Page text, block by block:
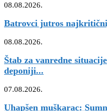
08.08.2026.
Batrovci jutros
08.08.2026.
Štab za vanredne
deponiji...
07.08.2026.
Uhapšen muškarac: